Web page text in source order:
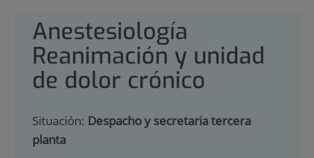
Anestesiología
Reanimación y unidad
de dolor crónico
Situación: Despacho y secretaria tercera
planta